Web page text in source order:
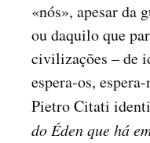
«nós», apesar da
ou daquilo que
civilizações – de
espera-os,
Pietro Citati
do Éden que há